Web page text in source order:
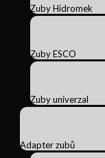
Zuby Hidromek
Zuby ESCO
Zuby univerzal
Adapter zubů